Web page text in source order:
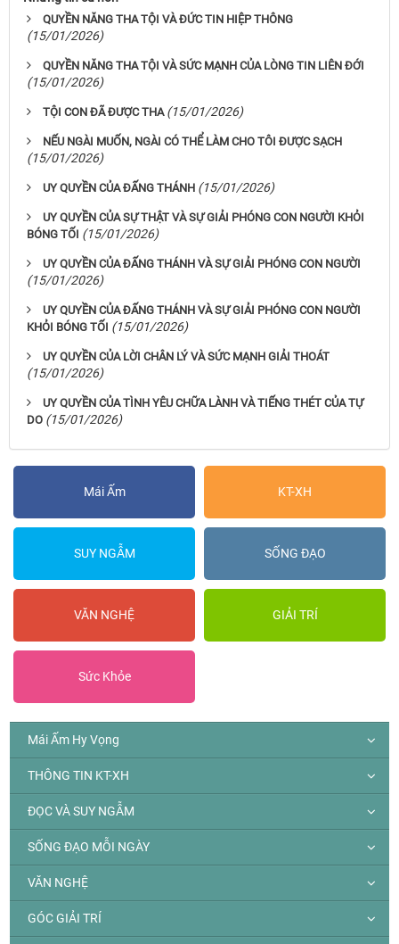
QUYỀN NĂNG THA TỘI VÀ ĐỨC TIN HIỆP THÔNG
(15/01/2026)
QUYỀN NĂNG THA TỘI VÀ SỨC MẠNH CỦA LÒNG TIN LIÊN ĐỚI
(15/01/2026)
TỘI CON ĐÃ ĐƯỢC THA (15/01/2026)
NẾU NGÀI MUỐN, NGÀI CÓ THỂ LÀM CHO TÔI ĐƯỢC SẠCH
(15/01/2026)
UY QUYỀN CỦA ĐẤNG THÁNH (15/01/2026)
UY QUYỀN CỦA SỰ THẬT VÀ SỰ GIẢI PHÓNG CON NGƯỜI KHỎI
BÓNG TỐI (15/01/2026)
UY QUYỀN CỦA ĐẤNG THÁNH VÀ SỰ GIẢI PHÓNG CON NGƯỜI
(15/01/2026)
UY QUYỀN CỦA ĐẤNG THÁNH VÀ SỰ GIẢI PHÓNG CON NGƯỜI
KHỎI BÓNG TỐI (15/01/2026)
UY QUYỀN CỦA LỜI CHÂN LÝ VÀ SỨC MẠNH GIẢI THOÁT
(15/01/2026)
UY QUYỀN CỦA TÌNH YÊU CHỮA LÀNH VÀ TIẾNG THÉT CỦA TỰ
DO (15/01/2026)
Mái Ấm KT-XH
SUY NGẪM SỐNG ĐẠO
VĂN NGHỆ GIẢI TRÍ
Sức Khỏe
Mái Ấm Hy Vọng
THÔNG TIN KT-XH
ĐỌC VÀ SUY NGẪM
SỐNG ĐẠO MỖI NGÀY
VĂN NGHỆ
GÓC GIẢI TRÍ